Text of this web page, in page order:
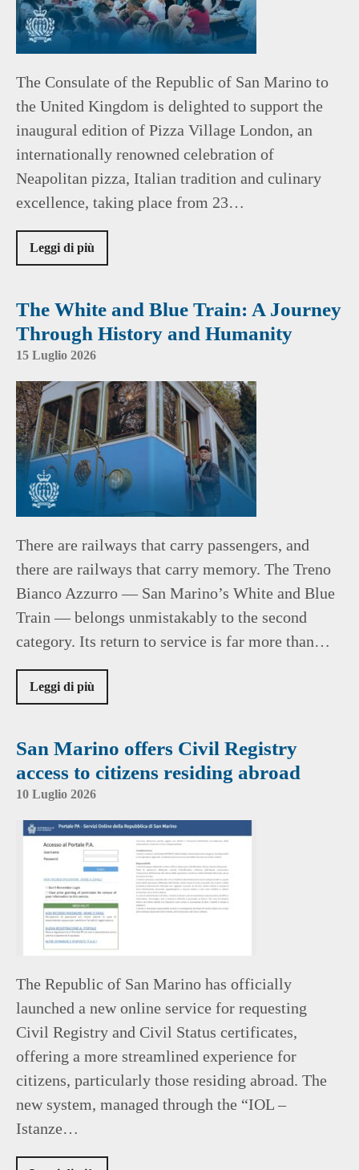
The Consulate of the Republic of San Marino to
the United Kingdom is delighted to support the
inaugural edition of Pizza Village London, an
internationally renowned celebration of
Neapolitan pizza, Italian tradition and culinary
excellence, taking place from 23…
Leggi di più
The White and Blue Train: A Journey
Through History and Humanity
15 Luglio 2026
There are railways that carry passengers, and
there are railways that carry memory. The Treno
Bianco Azzurro — San Marino’s White and Blue
Train — belongs unmistakably to the second
category. Its return to service is far more than…
Leggi di più
San Marino offers Civil Registry
access to citizens residing abroad
10 Luglio 2026
The Republic of San Marino has officially
launched a new online service for requesting
Civil Registry and Civil Status certificates,
offering a more streamlined experience for
citizens, particularly those residing abroad. The
new system, managed through the “IOL –
Istanze…